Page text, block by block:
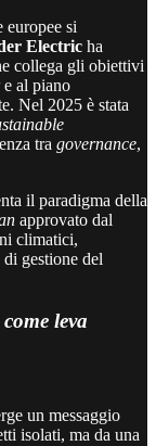
europee si
Electric ha
collega gli obiettivi
e al piano
Nel 2025 è stata
tra governance,
il paradigma della
approvato dal
climatici,
gestione del
leva
un messaggio
isolati, ma da una